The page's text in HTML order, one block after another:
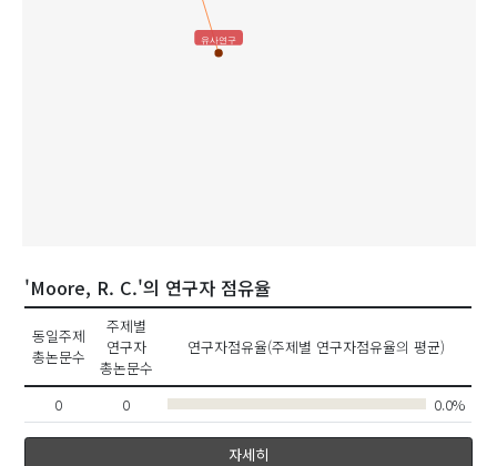
유사연구
'Moore, R. C.'의 연구자 점유율
동일주제
총논문수
주제별
연구자
총논문수
연구자점유율(주제별 연구자점유율의 평균)
0 0 0.0%
자세히